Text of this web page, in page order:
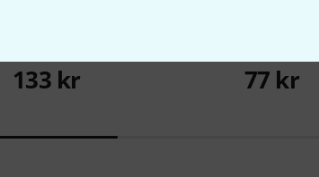
133 kr 77 kr